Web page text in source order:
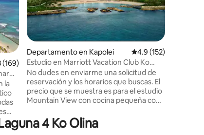
promedio: 4.93 de 5; 169 evaluaciones
(169)
la
Departamento en Kapolei Calificación
4.9 (152)
Estudio en Marriott Vacation Club Ko
Olina
No dudes en enviarme una solicitud de
reservación y los horarios que buscas. El
precio que se muestra es para el estudio
Mountain View con cocina pequeña con
tamaño king y un sofá cama. El precio es
superior a la mitad del costo si reservas
4 Ko Olina